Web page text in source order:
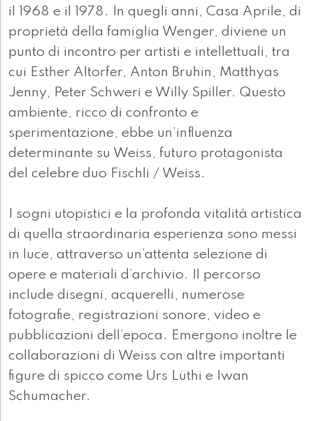
il 1968 e il 1978. In quegli anni, Casa Aprile, di
proprietà della famiglia Wenger, diviene un
punto di incontro per artisti e intellettuali, tra
cui Esther Altorfer, Anton Bruhin, Matthyas
Jenny, Peter Schweri e Willy Spiller. Questo
ambiente, ricco di confronto e
sperimentazione, ebbe un’influenza
determinante su Weiss, futuro protagonista
del celebre duo Fischli / Weiss.
I sogni utopistici e la profonda vitalità artistica
di quella straordinaria esperienza sono messi
in luce, attraverso un’attenta selezione di
opere e materiali d’archivio. Il percorso
include disegni, acquerelli, numerose
fotografie, registrazioni sonore, video e
pubblicazioni dell’epoca. Emergono inoltre le
collaborazioni di Weiss con altre importanti
figure di spicco come Urs Lüthi e Iwan
Schumacher.